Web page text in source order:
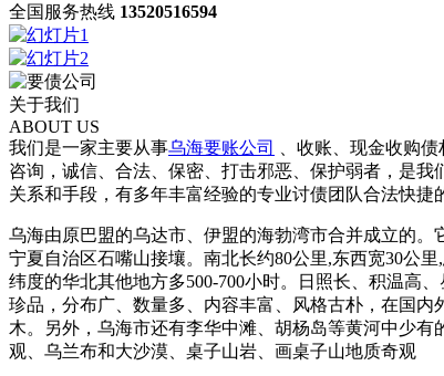
全国服务热线 13520516594
关于我们
ABOUT US
我们是一家主要从事乌海要账公司
、收账、现金收购
咨询，诚信、合法、保密、打击邪恶、保护弱者，是
关系和手段，有多年丰富经验的专业讨债团队合法快
乌海由原巴盟的乌达市、伊盟的海勃湾市合并成立的。
宁夏自治区石嘴山接壤。南北长约80公里,东西宽30公
纬度的华北其他地方多500-700小时。日照长、积温高
珍品，分布广、数量多、内容丰富、风格古朴，在国
木。另外，乌海市还有李华中滩、胡杨岛等黄河中少
观、乌兰布和大沙漠、桌子山岩、画桌子山地质奇观